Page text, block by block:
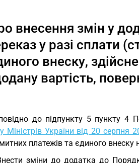
внесення змін у
у разі сплати
внеску,
вартість,
до підпункту 5 пункту 4
Міністрів України від 20
платежів та єдиного
зміни до додатка до